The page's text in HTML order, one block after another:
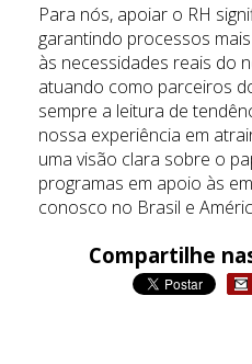
Para nós, apoiar o RH
garantindo processos
às necessidades reais do
atuando como parceiros
sempre a leitura de
nossa experiência em
uma visão clara sobre o
programas em apoio às
conosco no Brasil e
Compartilhe